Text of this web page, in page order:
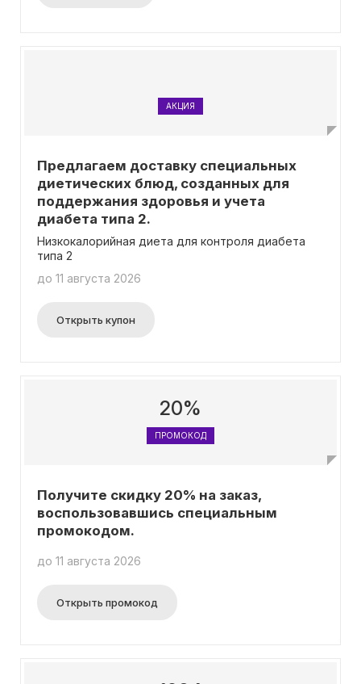
АКЦИЯ
Предлагаем доставку специальных
диетических блюд, созданных для
поддержания здоровья и учета
диабета типа 2.
Низкокалорийная диета для контроля диабета
типа 2
до 11 августа 2026
Открыть купон
20%
ПРОМОКОД
Получите скидку 20% на заказ,
воспользовавшись специальным
промокодом.
до 11 августа 2026
Открыть промокод